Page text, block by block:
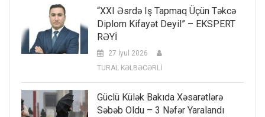
“XXI Əsrdə Iş Tapmaq Üçün Təkcə
Diplom Kifayət Deyil” – EKSPERT
RƏYİ
27 İyul 2026
TURAL KƏLBƏCƏRLİ
Güclü Külək Bakıda Xəsarətlərə
Səbəb Oldu – 3 Nəfər Yaralandı